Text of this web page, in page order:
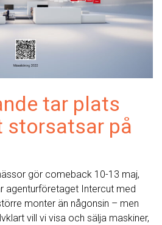
tar plats
storsatsar på
gör comeback 10-13 maj,
agenturföretaget Intercut med
monter än någonsin – men
vill vi visa och sälja maskiner,